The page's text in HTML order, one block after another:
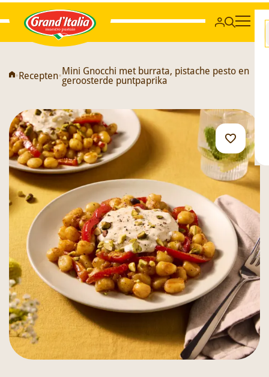
Grand'Italia
•Recepten•Mini Gnocchi met burrata, pistache pesto en
geroosterde puntpaprika